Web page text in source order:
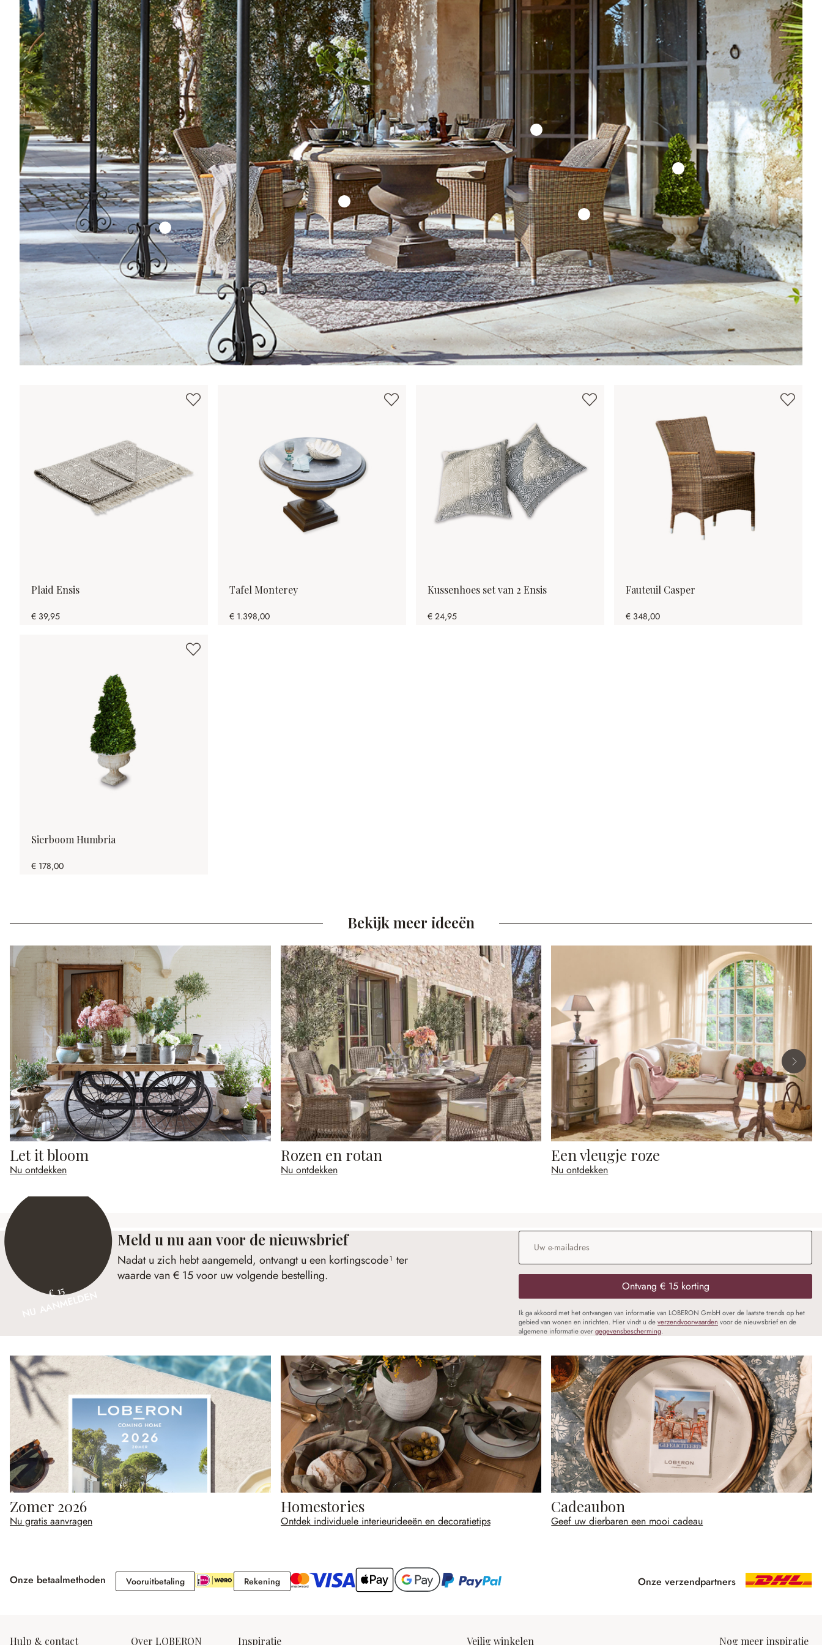
Plaid Ensis
€ 39,95
Tafel Monterey
€ 1.398,00
Kussenhoes set van 2 Ensis
€ 24,95
Fauteuil Casper
€ 348,00
Sierboom Humbria
€ 178,00
Bekijk meer ideeën
Let it bloom
Nu ontdekken
Rozen en rotan
Nu ontdekken
Een vleugje roze
Nu ontdekken
€ 15
NU AANMELDEN
Meld u nu aan voor de nieuwsbrief
Nadat u zich hebt aangemeld, ontvangt u een kortingscode¹ ter
waarde van € 15 voor uw volgende bestelling.
E-mailadres
Ontvang € 15 korting
Ik ga akkoord met het ontvangen van informatie van LOBERON GmbH over de laatste trends op het
gebied van wonen en inrichten. Hier vindt u deverzendvoorwaarden voor de nieuwsbrief en de
algemene informatie overgegevensbescherming.
Zomer 2026
Nu gratis aanvragen
Homestories
Ontdek individuele interieurideeën en decoratietips
Cadeaubon
Geef uw dierbaren een mooi cadeau
Onze betaalmethoden VooruitbetalingVooruitbetaling RekeningRekening Onze verzendpartners
Hulp & contact Over LOBERON Inspiratie Veilig winkelen Nog meer inspiratie